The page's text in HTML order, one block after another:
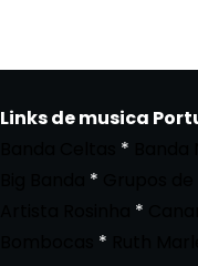
Links de musica
*
*
*
*